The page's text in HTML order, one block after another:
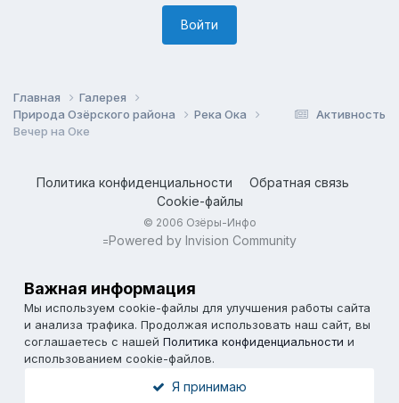
Войти
Активность
Главная
Галерея
Природа Озёрского района
Река Ока
Вечер на Оке
Политика конфиденциальности
Обратная связь
Cookie-файлы
© 2006 Озёры-Инфо
=Powered by Invision Community
Важная информация
Мы используем cookie-файлы для улучшения работы сайта
и анализа трафика. Продолжая использовать наш сайт, вы
соглашаетесь с нашей Политика конфиденциальности и
использованием cookie-файлов.
Я принимаю